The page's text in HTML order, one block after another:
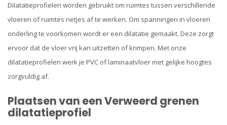
Dilatatieprofielen worden gebruikt om ruimtes tussen verschillende
vloeren of ruimtes netjes af te werken. Om spanningen in vloeren
onderling te voorkomen wordt er een dilatatie gemaakt. Deze zorgt
ervoor dat de vloer vrij kan uitzetten of krimpen. Met onze
dilatatieprofielen werk je PVC of laminaatvloer met gelijke hoogtes
zorgvuldig af.
Plaatsen van een Verweerd grenen
dilatatieprofiel